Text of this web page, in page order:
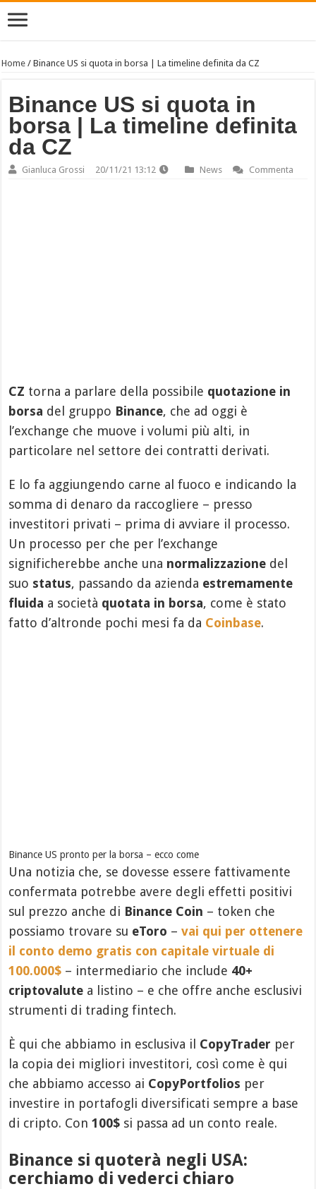
Home /Binance US si quota in borsa | La timeline definita da CZ
Binance US si quota in
borsa | La timeline definita
da CZ
Gianluca Grossi 20/11/21 13:12 News Commenta
CZ torna a parlare della possibile quotazione in
borsa del gruppo Binance, che ad oggi è
l’exchange che muove i volumi più alti, in
particolare nel settore dei contratti derivati.
E lo fa aggiungendo carne al fuoco e indicando la
somma di denaro da raccogliere – presso
investitori privati – prima di avviare il processo.
Un processo per che per l’exchange
significherebbe anche una normalizzazione del
suo status, passando da azienda estremamente
fluida a società quotata in borsa, come è stato
fatto d’altronde pochi mesi fa da Coinbase.
Binance US pronto per la borsa – ecco come
Una notizia che, se dovesse essere fattivamente
confermata potrebbe avere degli effetti positivi
sul prezzo anche di Binance Coin – token che
possiamo trovare su eToro –vai qui per ottenere
il conto demo gratis con capitale virtuale di
100.000$ – intermediario che include 40+
criptovalute a listino – e che offre anche esclusivi
strumenti di trading fintech.
È qui che abbiamo in esclusiva il CopyTrader per
la copia dei migliori investitori, così come è qui
che abbiamo accesso ai CopyPortfolios per
investire in portafogli diversificati sempre a base
di cripto. Con100$ si passa ad un conto reale.
Binance si quoterà negli USA:
cerchiamo di vederci chiaro